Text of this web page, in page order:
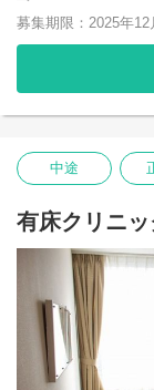
高度な関節鏡視下
ポーツ選手から高
【病棟看護体制】
【応募要件】
【スポーツ外部活動
プロチームや国
のスポーツクラブ
種目：野球、サ
操・新体操、スキ
ットボール など
募集期限：2025年12
中途
有床クリニ